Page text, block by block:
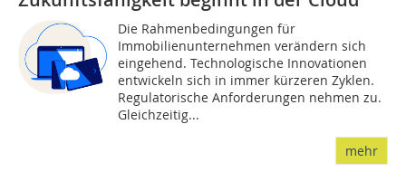
Die Rahmenbedingungen für
Immobilienunternehmen verändern sich
eingehend. Technologische Innovationen
entwickeln sich in immer kürzeren Zyklen.
Regulatorische Anforderungen nehmen zu.
Gleichzeitig...
mehr